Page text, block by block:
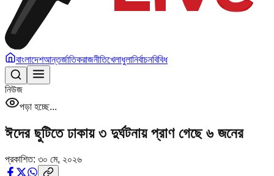
বাংলাদেশআন্তর্জাতিকরাজনীতিখেলাধুলানির্বাচনবিবিধ
নিউজ
পড়া হচ্ছে...
ঈদের ছুটিতে ঢাকায় ৩ দুর্ঘটনায় প্রাণ গেছে ৬ জনের
প্রকাশিত: ৩০ মে, ২০২৬